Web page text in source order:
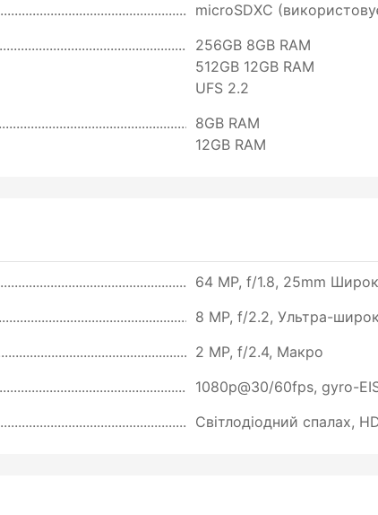
microSDXC
256GB 8GB RAM
512GB 12GB RAM
UFS 2.2
8GB RAM
12GB RAM
64 MP, f/1.8, 25mm
8 MP, f/2.2, Ультра-
2 MP, f/2.4, Макро
1080p@30/60fps, gyro-
Світлодіодний спалах,